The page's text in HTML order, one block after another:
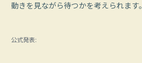
動きを見ながら待つかを考えられます。
公式発表: